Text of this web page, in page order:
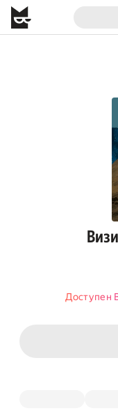
Доступен